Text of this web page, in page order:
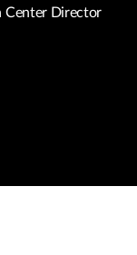
Center Director